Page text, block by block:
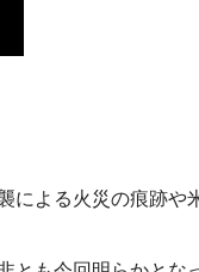
による火災の痕跡や